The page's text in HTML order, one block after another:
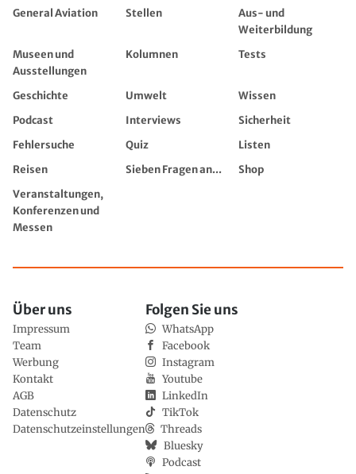
General Aviation
Stellen
Aus- und
Weiterbildung
Museen und
Ausstellungen
Kolumnen Tests
Geschichte Umwelt
Wissen
Podcast
Interviews
Sicherheit
Fehlersuche
Quiz
Listen
Reisen
Sieben Fragen an...
Shop
Veranstaltungen,
Konferenzen und
Messen
Über uns
Impressum
Team
Werbung
Kontakt
AGB
Datenschutz
Datenschutzeinstellungen
Folgen Sie uns
WhatsApp
Facebook
Instagram
Youtube
LinkedIn
TikTok
Threads
Bluesky
Podcast